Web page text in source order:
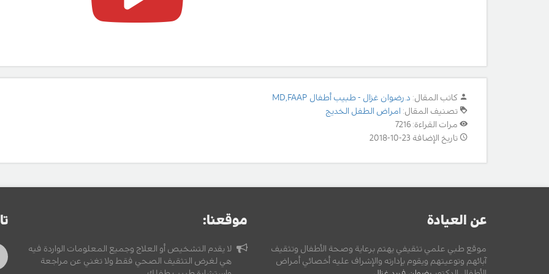
كاتب المقال: د.رضوان غزال - طبيب أطفال MD,FAAP
تصنيف المقال: امراض الطفل الخديج
مرات القراءة: 7216
تاريخ الإضافة 23-10-2018
عن العيادة
موقع طبي علمي تثقيفي يهتم برعاية وصحة الأطفال وتثقيف
آبائهم وتوعيتهم ويقوم بإدارته والإشراف عليه أخصائي أمراض
موقعنا:
لا يقدم التشخيص أو العلاج وجميع المعلومات الواردة فيه
هي لغرض التثقيف الصحي فقط ولا تغني عن مراجعة